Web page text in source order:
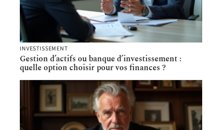
INVESTISSEMENT
Gestion d’actifs ou banque d’investissement :
quelle option choisir pour vos finances ?